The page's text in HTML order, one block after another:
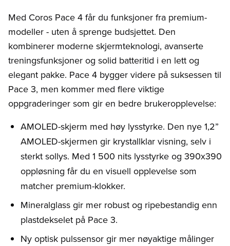
Med Coros Pace 4 får du funksjoner fra premium-
modeller - uten å sprenge budsjettet. Den
kombinerer moderne skjermteknologi, avanserte
treningsfunksjoner og solid batteritid i en lett og
elegant pakke. Pace 4 bygger videre på suksessen til
Pace 3, men kommer med flere viktige
oppgraderinger som gir en bedre brukeropplevelse:
AMOLED-skjerm med høy lysstyrke. Den nye 1,2”
AMOLED-skjermen gir krystallklar visning, selv i
sterkt sollys. Med 1 500 nits lysstyrke og 390x390
oppløsning får du en visuell opplevelse som
matcher premium-klokker.
Mineralglass gir mer robust og ripebestandig enn
plastdekselet på Pace 3.
Ny optisk pulssensor gir mer nøyaktige målinger